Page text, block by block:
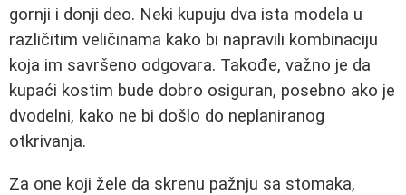
gornji i donji deo. Neki kupuju dva ista modela u
različitim veličinama kako bi napravili kombinaciju
koja im savršeno odgovara. Takođe, važno je da
kupaći kostim bude dobro osiguran, posebno ako je
dvodelni, kako ne bi došlo do neplaniranog
otkrivanja.
Za one koji žele da skrenu pažnju sa stomaka,